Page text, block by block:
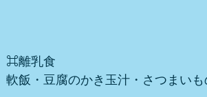
⌘離乳食
軟飯・豆腐のかき玉汁・さつまい